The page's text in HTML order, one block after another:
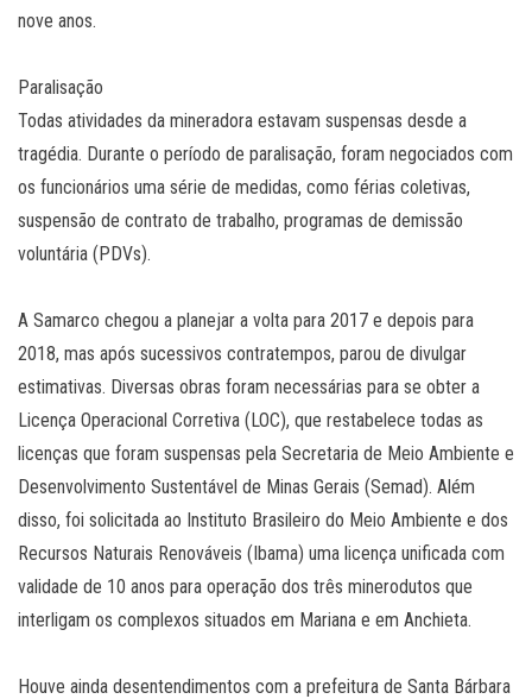
nove anos.
Paralisação
Todas atividades da mineradora estavam suspensas desde a
tragédia. Durante o período de paralisação, foram negociados com
os funcionários uma série de medidas, como férias coletivas,
suspensão de contrato de trabalho, programas de demissão
voluntária (PDVs).
A Samarco chegou a planejar a volta para 2017 e depois para
2018, mas após sucessivos contratempos, parou de divulgar
estimativas. Diversas obras foram necessárias para se obter a
Licença Operacional Corretiva (LOC), que restabelece todas as
licenças que foram suspensas pela Secretaria de Meio Ambiente e
Desenvolvimento Sustentável de Minas Gerais (Semad). Além
disso, foi solicitada ao Instituto Brasileiro do Meio Ambiente e dos
Recursos Naturais Renováveis (Ibama) uma licença unificada com
validade de 10 anos para operação dos três minerodutos que
interligam os complexos situados em Mariana e em Anchieta.
Houve ainda desentendimentos com a prefeitura de Santa Bárbara